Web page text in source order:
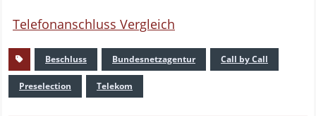
Telefonanschluss Vergleich
Beschluss Bundesnetzagentur Call by Call
Preselection Telekom